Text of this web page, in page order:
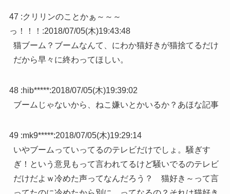
47 :クリリンのことかぁ～～～
っ！！！ :2018/07/05(木)19:43:48
猫ブーム？ブームなんて、にわか猫好きが猫捨てるだけ
だから早々に終わってほしい。
48 :hib*****:2018/07/05(木)19:39:02
ブームじゃないから、ねこ嫌いとかいるか？あほな記事
49 :mk9*****:2018/07/05(木)19:29:14
いやブームっていってるのテレビだけでしょ。騒ぎす
ぎ！という意見もって言われてるけど騒いでるのテレビ
だけだよｗ冷めた声ってなんだろう？ 猫好き～って言